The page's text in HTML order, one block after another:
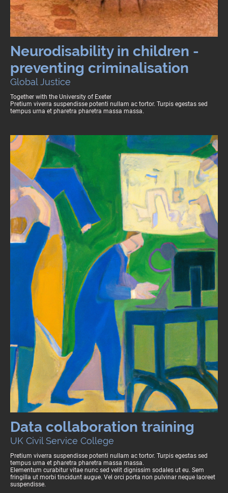
Neurodisability in children -
preventing criminalisation
Global Justice
Together with the University of Exeter
Pretium viverra suspendisse potenti nullam ac tortor. Turpis egestas sed
tempus urna et pharetra pharetra massa massa.
Data collaboration training
UK Civil Service College
Pretium viverra suspendisse potenti nullam ac tortor. Turpis egestas sed
tempus urna et pharetra pharetra massa massa.
Elementum curabitur vitae nunc sed velit dignissim sodales ut eu. Sem
fringilla ut morbi tincidunt augue. Vel orci porta non pulvinar neque laoreet
suspendisse.